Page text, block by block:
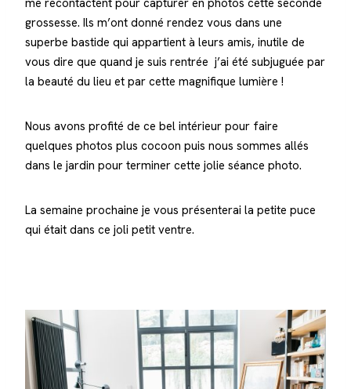
grossesse. Ils m’ont donné rendez vous dans une
superbe bastide qui appartient à leurs amis, inutile de
vous dire que quand je suis rentrée j’ai été subjuguée par
la beauté du lieu et par cette magnifique lumière !
Nous avons profité de ce bel intérieur pour faire
quelques photos plus cocoon puis nous sommes allés
dans le jardin pour terminer cette jolie séance photo.
La semaine prochaine je vous présenterai la petite puce
qui était dans ce joli petit ventre.